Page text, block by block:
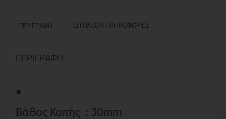
14x30mm
ΠΕΡΙΓΡΑΦΉ ΕΠΙΠΛΈΟΝ ΠΛΗΡΟΦΟΡΊΕΣ
ΠΕΡΙΓΡΑΦΉ
•
Βάθος Κοπής : 30mm